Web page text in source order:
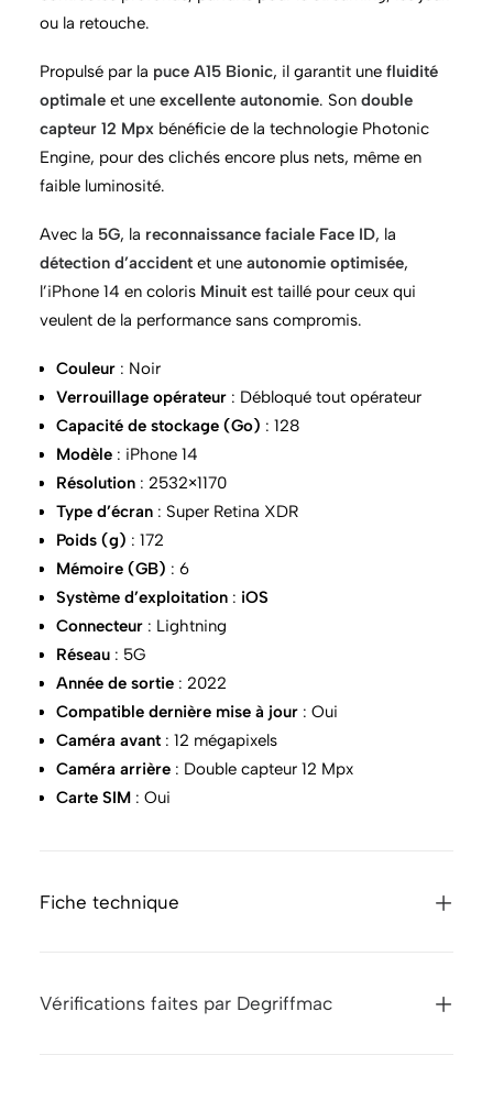
ou la retouche.
Propulsé par la puce A15 Bionic, il garantit une fluidité
optimale et une excellente autonomie. Son double
capteur 12 Mpx bénéficie de la technologie Photonic
Engine, pour des clichés encore plus nets, même en
faible luminosité.
Avec la 5G, la reconnaissance faciale Face ID, la
détection d’accident et une autonomie optimisée,
l’iPhone 14 en coloris Minuit est taillé pour ceux qui
veulent de la performance sans compromis.
Couleur : Noir
Verrouillage opérateur : Débloqué tout opérateur
Capacité de stockage (Go) : 128
Modèle : iPhone 14
Résolution : 2532×1170
Type d’écran : Super Retina XDR
Poids (g) : 172
Mémoire (GB) : 6
Système d’exploitation : iOS
Connecteur : Lightning
Réseau : 5G
Année de sortie : 2022
Compatible dernière mise à jour : Oui
Caméra avant : 12 mégapixels
Caméra arrière : Double capteur 12 Mpx
Carte SIM : Oui
Fiche technique
Vérifications faites par Degriffmac